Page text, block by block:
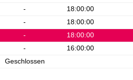
-
18:00:00
-
18:00:00
-
18:00:00
-
16:00:00
Geschlossen